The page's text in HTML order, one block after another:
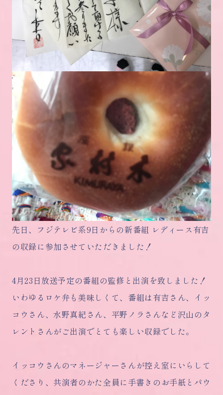
先日、フジテレビ系9日からの新番組 レディース有吉
の収録に参加させていただきました！
4月23日放送予定の番組の監修と出演を致しました！
いわゆるロケ弁も美味しくて、番組は有吉さん、イッ
コウさん、水野真紀さん、平野ノラさんなど沢山のタ
レントさんがご出演でとても楽しい収録でした。
イッコウさんのマネージャーさんが控え室にいらして
くださり、共演者のかた全員に手書きのお手紙とパウ